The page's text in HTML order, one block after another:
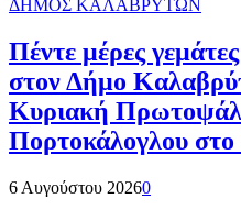
ΔΗΜΟΣ ΚΑΛΑΒΡΥΤΩΝ
Πέντε μέρες γεμάτες
στον Δήμο
Κυριακή
Πορτοκάλογλου
6 Αυγούστου 20260